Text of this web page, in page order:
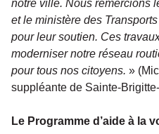
notre ville. Nous remercions
et le ministère des
pour leur soutien. Ces
moderniser notre réseau
pour tous nos citoyens. »
suppléante de Sainte-
Le Programme d’aide à la